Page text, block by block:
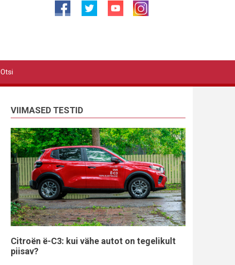
Otsi
VIIMASED TESTID
Citroën ë-C3: kui vähe autot on tegelikult
piisav?